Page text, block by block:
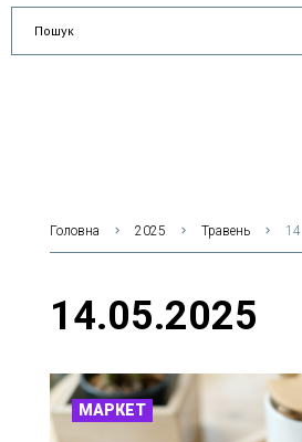
Головна 2025 Травень 14
14.05.2025
МАРКЕТ